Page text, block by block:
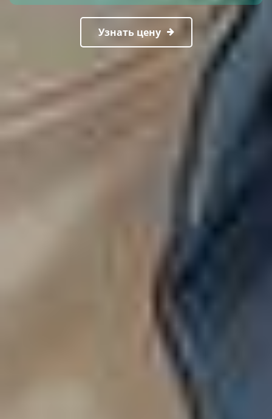
Узнать цену